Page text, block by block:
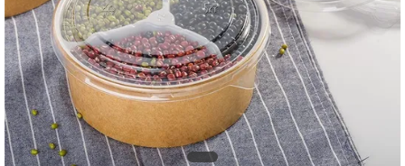
นโยบาย
ความ
เป็น
ส่วน